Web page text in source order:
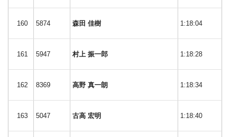
160 5874 森田 佳樹 1:18:04
161 5947 村上 振一郎 1:18:28
162 8369 高野 真一朗 1:18:34
163 5047 古高 宏明 1:18:40